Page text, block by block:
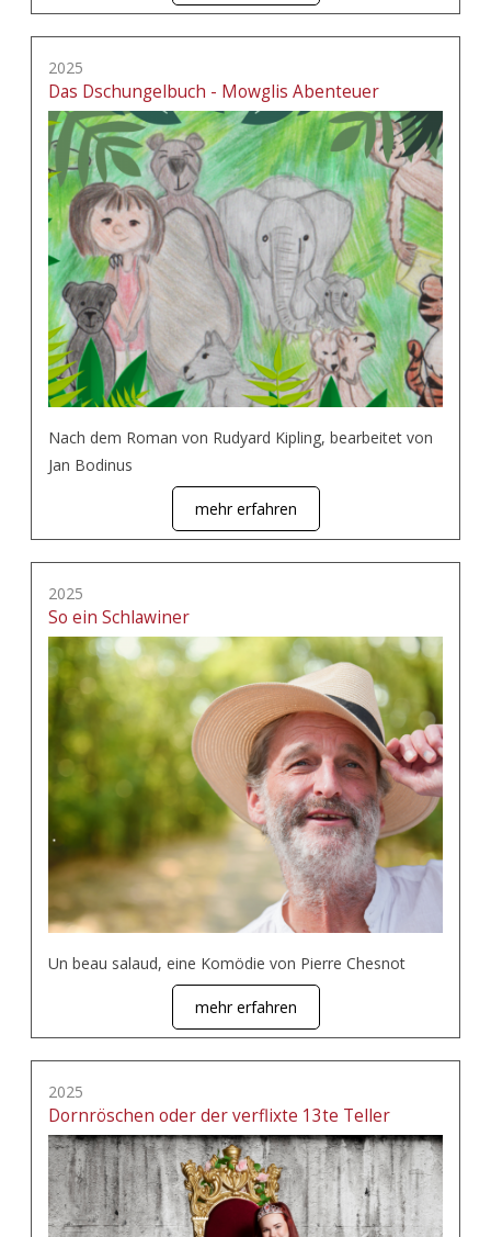
2025
Das Dschungelbuch - Mowglis Abenteuer
Nach dem Roman von Rudyard Kipling, bearbeitet von
Jan Bodinus
mehr erfahren
2025
So ein Schlawiner
Un beau salaud, eine Komödie von Pierre Chesnot
mehr erfahren
2025
Dornröschen oder der verflixte 13te Teller